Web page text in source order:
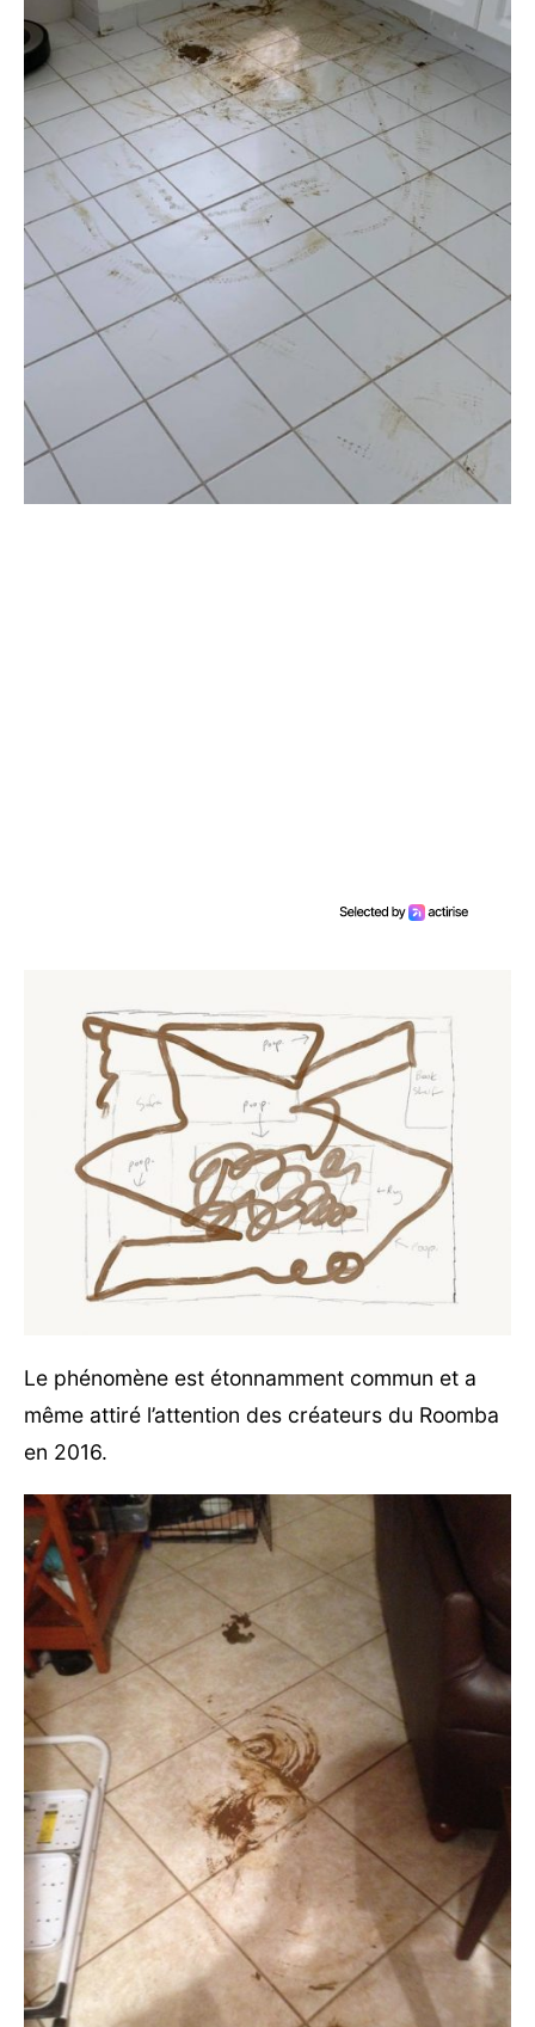
Le phénomène est étonnamment commun et a
même attiré l’attention des créateurs du Roomba
en 2016.